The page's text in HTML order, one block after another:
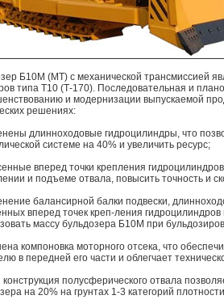
Б10М (МТ) с механической трансмиссией
типа Т10 (Т-170). Последовательная и
и модернизации выпускаемой
решениях:
длинноходовые гидроцилиндры, что
системе на 40% и увеличить ресурс;
вперед точки крепления
и подъеме отвала, повысить точность и
балансирной балки подвески,
вперед точек креп-ления
массу бульдозера Б10М при
компоновка моторного отсека, что
в передней его части и облегчает
конструкция полусферического отвала
на 20% на грунтах 1-3 категорий